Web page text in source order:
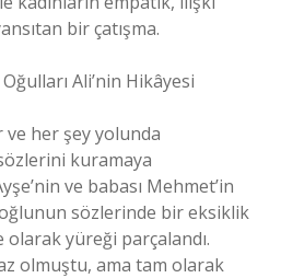
bir çatışma.
Ali’nin Hikâyesi
her şey yolunda
kuramaya
ve babası Mehmet’in
sözlerinde bir eksiklik
yüreği parçalandı.
olmuştu, ama tam olarak